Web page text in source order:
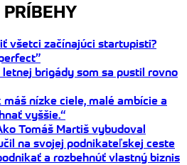
všetci začínajúci startupisti?
brigády som sa pustil rovno
máš nízke ciele, malé ambície a
vyššie.“
Tomáš Martiš vybudoval
na svojej podnikateľskej ceste
a rozbehnúť vlastný biznis